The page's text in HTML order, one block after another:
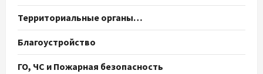
Территориальные органы…
Благоустройство
ГО, ЧС и Пожарная безопасность